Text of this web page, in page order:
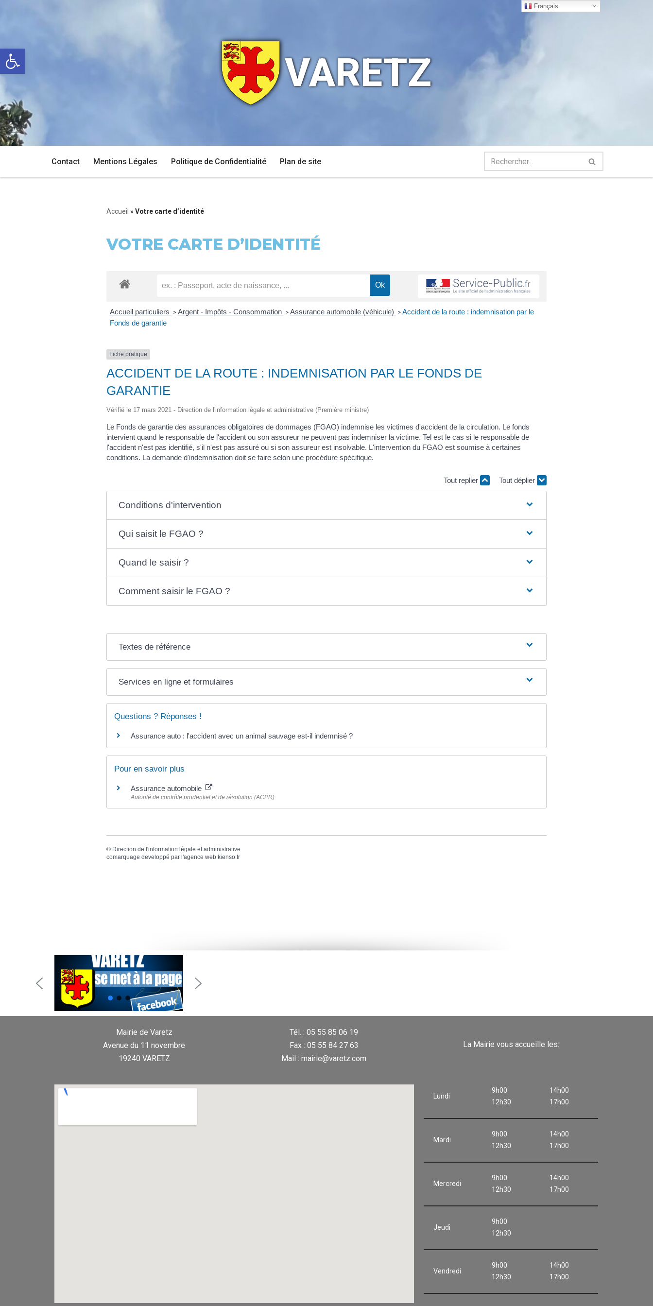
Ouvrir la barre d’outils
contenu
VARETZ
Contact Mentions Légales Politique de Confidentialité Plan de site
Accueil » Votre carte d’identité
VOTRE CARTE D’IDENTITÉ
Accueil particuliers > Argent - Impôts - Consommation > Assurance automobile (véhicule) > Accident de la route : indemnisation par le
Fonds de garantie
Fiche pratique
ACCIDENT DE LA ROUTE : INDEMNISATION PAR LE FONDS DE
GARANTIE
Vérifié le 17 mars 2021 - Direction de l'information légale et administrative (Première ministre)
Le Fonds de garantie des assurances obligatoires de dommages (FGAO) indemnise les victimes d'accident de la circulation. Le fonds
intervient quand le responsable de l'accident ou son assureur ne peuvent pas indemniser la victime. Tel est le cas si le responsable de
l'accident n'est pas identifié, s'il n'est pas assuré ou si son assureur est insolvable. L'intervention du FGAO est soumise à certaines
conditions. La demande d'indemnisation doit se faire selon une procédure spécifique.
Tout replier Tout déplier
Conditions d'intervention
Qui saisit le FGAO ?
Quand le saisir ?
Comment saisir le FGAO ?
Textes de référence
Services en ligne et formulaires
Questions ? Réponses !
Assurance auto : l'accident avec un animal sauvage est-il indemnisé ?
Pour en savoir plus
Assurance automobile
Autorité de contrôle prudentiel et de résolution (ACPR)
© Direction de l'information légale et administrative
comarquage developpé par l'agence web kienso.fr
Mairie de Varetz
Avenue du 11 novembre
19240 VARETZ
Tél. : 05 55 85 06 19
Fax : 05 55 84 27 63
Mail : mairie@varetz.com
La Mairie vous accueille les:
Lundi
9h00
12h30
14h00
17h00
Mardi
9h00
12h30
14h00
17h00
Mercredi
9h00
12h30
14h00
17h00
Jeudi
9h00
12h30
Vendredi
9h00
12h30
14h00
17h00
Français